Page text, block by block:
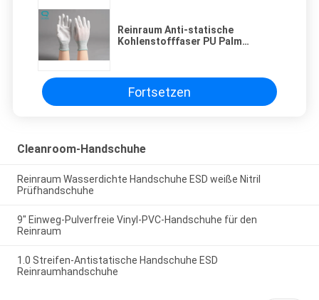
Reinraum Anti-statische
Kohlenstofffaser PU Palm
Fortsetzen
Cleanroom-Handschuhe
Reinraum Wasserdichte Handschuhe ESD weiße Nitril
Prüfhandschuhe
9" Einweg-Pulverfreie Vinyl-PVC-Handschuhe für den
Reinraum
1.0 Streifen-Antistatische Handschuhe ESD
Reinraumhandschuhe